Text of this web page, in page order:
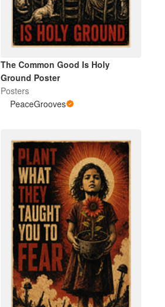
The Common Good Is Holy
Ground Poster
Posters
PeaceGrooves